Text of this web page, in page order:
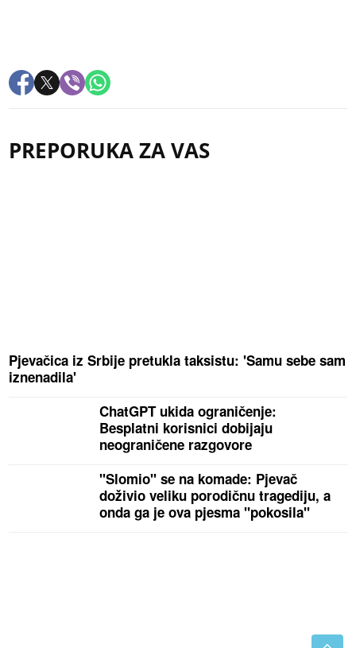
PREPORUKA ZA VAS
Pjevačica iz Srbije pretukla taksistu: 'Samu sebe sam
iznenadila'
ChatGPT ukida ograničenje:
Besplatni korisnici dobijaju
neograničene razgovore
"Slomio" se na komade: Pjevač
doživio veliku porodičnu tragediju, a
onda ga je ova pjesma "pokosila"